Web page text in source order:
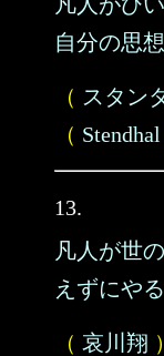
自分の思
（ スタン
（ Stendhal
13.
凡人が世
えずにや
（ 哀川翔 ）